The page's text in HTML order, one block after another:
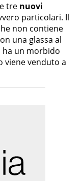
tre nuovi
particolari. Il
non contiene
una glassa al
ha un morbido
viene venduto a